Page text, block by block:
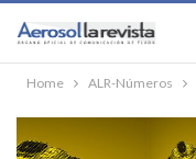
Home ALR-Números